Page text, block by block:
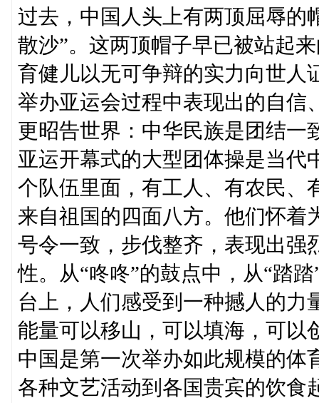
过去，中国人头上有两顶屈辱的
散沙”。这两顶帽子早已被站起
育健儿以无可争辩的实力向世人
举办亚运会过程中表现出的自信
更昭告世界：中华民族是团结一
亚运开幕式的大型团体操是当代
个队伍里面，有工人、有农民
来自祖国的四面八方。他们怀着
号令一致，步伐整齐，表现出强
性。从“咚咚”的鼓点中，从“踏
台上，人们感受到一种撼人的力
能量可以移山，可以填海，可以
中国是第一次举办如此规模的体
各种文艺活动到各国贵宾的饮食